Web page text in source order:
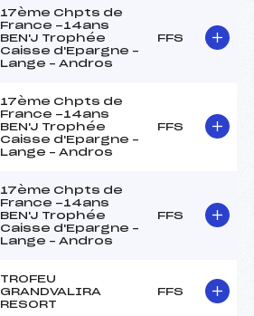
17ème Chpts de
France -14ans
BEN'J Trophée
Caisse d'Epargne –
Lange – Andros
FFS
17ème Chpts de
France -14ans
BEN'J Trophée
Caisse d'Epargne –
Lange – Andros
FFS
17ème Chpts de
France -14ans
BEN'J Trophée
Caisse d'Epargne –
Lange – Andros
FFS
TROFEU
GRANDVALIRA
RESORT
FFS